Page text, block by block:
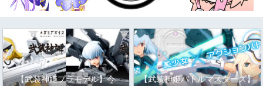
【武装神姫プラモデル】今
【武装神姫バトルマスターズ】